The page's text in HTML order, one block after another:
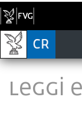
LEGGI